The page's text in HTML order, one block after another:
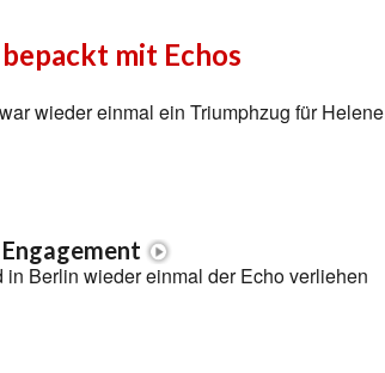
mit Echos
wieder einmal ein Triumphzug für Helene
Berlin wieder einmal der Echo verliehen